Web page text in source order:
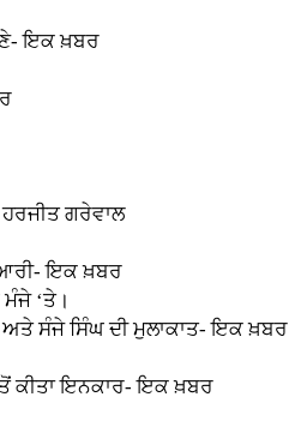
ਇਕ ਖ਼ਬਰ
ਗਰੇਵਾਲ
ਇਕ ਖ਼ਬਰ
‘ਤੇ।
ਅਤੇ ਸੰਜੇ ਸਿੰਘ ਦੀ ਮੁਲਾਕਾਤ- ਇਕ ਖ਼ਬਰ
ਕੀਤਾ ਇਨਕਾਰ- ਇਕ ਖ਼ਬਰ